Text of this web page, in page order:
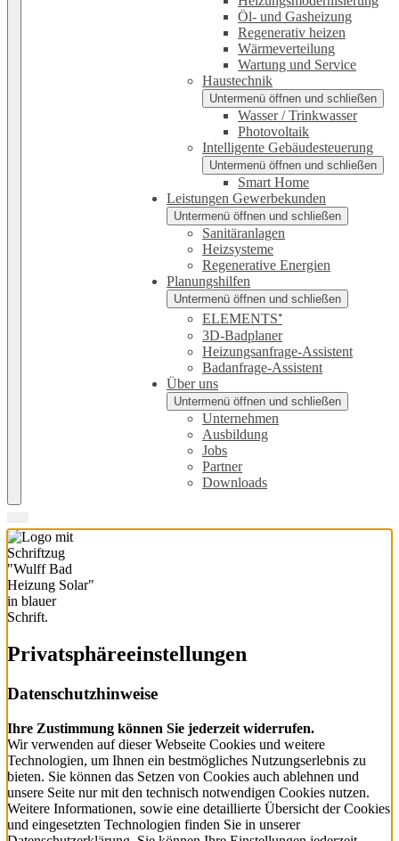
Öl- und Gasheizung
Regenerativ heizen
Wärmeverteilung
Wartung und Service
Haustechnik
Untermenü öffnen und schließen
Wasser / Trinkwasser
Photovoltaik
Intelligente Gebäudesteuerung
Untermenü öffnen und schließen
Smart Home
Leistungen Gewerbekunden
Untermenü öffnen und schließen
Sanitäranlagen
Heizsysteme
Regenerative Energien
Planungshilfen
Untermenü öffnen und schließen
ELEMENTS⁺
3D-Badplaner
Heizungsanfrage-Assistent
Badanfrage-Assistent
Über uns
Untermenü öffnen und schließen
Unternehmen
Ausbildung
Jobs
Partner
Downloads
Privatsphäre­einstellungen
Datenschutzhinweise
Ihre Zustimmung können Sie jederzeit widerrufen.
Wir verwenden auf dieser Webseite Cookies und weitere
Technologien, um Ihnen ein bestmögliches Nutzungserlebnis zu
bieten. Sie können das Setzen von Cookies auch ablehnen und
unsere Seite nur mit den technisch notwendigen Cookies nutzen.
Weitere Informationen, sowie eine detaillierte Übersicht der Cookies
und eingesetzten Technologien finden Sie in unserer